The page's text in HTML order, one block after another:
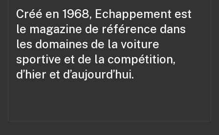
Créé en 1968, Echappement est
le magazine de référence dans
les domaines de la voiture
sportive et de la compétition,
d’hier et d’aujourd’hui.